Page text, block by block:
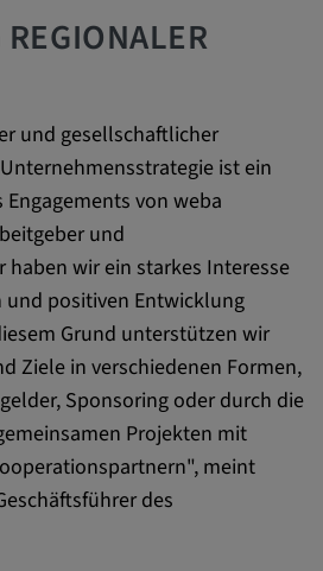
und gesellschaftlicher
ist ein
von weba
und
wir ein starkes Interesse
positiven Entwicklung
Grund unterstützen wir
Ziele in verschiedenen Formen,
Sponsoring oder durch die
Projekten mit
meint
des
Cookie-Einstellungen
Inhalte von externen Medien-
AEC, CONSENT, OGPC